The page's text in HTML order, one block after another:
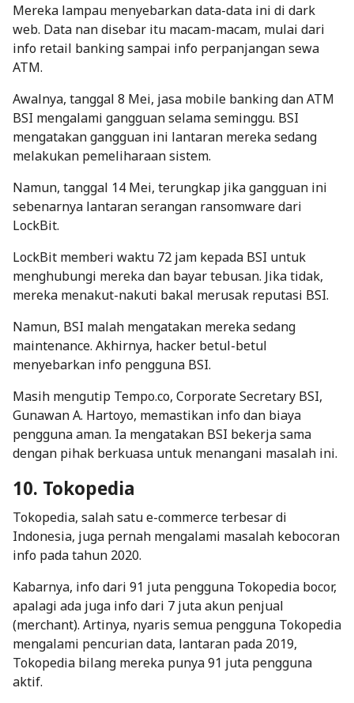
Mereka lampau menyebarkan data-data ini di dark
web. Data nan disebar itu macam-macam, mulai dari
info retail bankingsampai info perpanjangan sewa
ATM.
Awalnya, tanggal 8 Mei, jasa mobile bankingdan ATM
BSI mengalami gangguan selama seminggu. BSI
mengatakan gangguan ini lantaran mereka sedang
melakukan pemeliharaan sistem.
Namun, tanggal 14 Mei, terungkap jika gangguan ini
sebenarnya lantaran serangan ransomwaredari
LockBit.
LockBit memberi waktu 72 jam kepada BSI untuk
menghubungi mereka dan bayar tebusan. Jika tidak,
mereka menakut-nakuti bakal merusak reputasi BSI.
Namun, BSI malah mengatakan mereka sedang
maintenance. Akhirnya, hacker betul-betul
menyebarkan info pengguna BSI.
Masih mengutip Tempo.co, Corporate Secretary BSI,
Gunawan A. Hartoyo, memastikan info dan biaya
pengguna aman. Ia mengatakan BSI bekerja sama
dengan pihak berkuasa untuk menangani masalah ini.
10. Tokopedia
Tokopedia, salah satue-commerceterbesar di
Indonesia, juga pernah mengalami masalah kebocoran
info pada tahun 2020.
Kabarnya, info dari 91 juta pengguna Tokopedia bocor,
apalagi ada juga info dari 7 juta akun penjual
(merchant). Artinya, nyaris semua pengguna Tokopedia
mengalami pencurian data, lantaran pada 2019,
Tokopedia bilang mereka punya 91 juta pengguna
aktif.